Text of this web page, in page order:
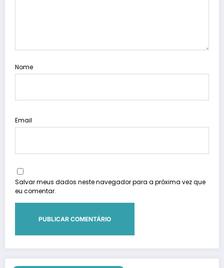
Nome
Email
Salvar meus dados neste navegador para a próxima vez que
eu comentar.